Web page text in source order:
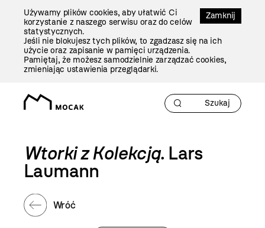
Zamknij
Używamy plików cookies, aby ułatwić Ci
korzystanie z naszego serwisu oraz do celów
statystycznych.
Jeśli nie blokujesz tych plików, to zgadzasz się na ich
użycie oraz zapisanie w pamięci urządzenia.
Pamiętaj, że możesz samodzielnie zarządzać cookies,
zmieniając ustawienia przeglądarki.
Wtorki z Kolekcją. Lars
Laumann
Wróć